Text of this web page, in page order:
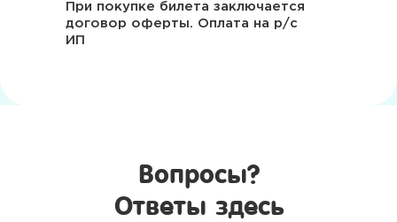
При покупке билета заключается
договор оферты. Оплата на р/с
ИП
Вопросы?
Ответы здесь
3.400 ₽
Купить билет
Билет для 2 детей